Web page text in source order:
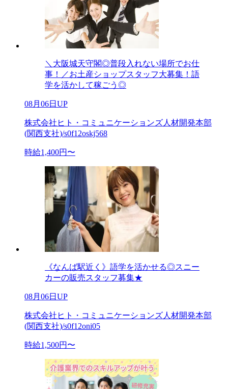
＼大阪城天守閣◎普段入れない場所でお仕
事！／お土産ショップスタッフ大募集！語
学を活かして稼ごう◎
08月06日UP
株式会社ヒト・コミュニケーションズ人材開発本部
(関西支社)/s0f12oskj568
時給1,400円〜
《なんば駅近く》語学を活かせる◎スニー
カーの販売スタッフ募集★
08月06日UP
株式会社ヒト・コミュニケーションズ人材開発本部
(関西支社)/s0f12oni05
時給1,500円〜